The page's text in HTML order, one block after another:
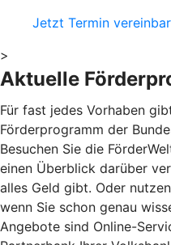
Jetzt Termin
>
Aktuelle
Für fast jedes Vorhaben
Förderprogramm der
Besuchen Sie die
einen Überblick darüber
alles Geld gibt. Oder
wenn Sie schon genau
Angebote sind Online-